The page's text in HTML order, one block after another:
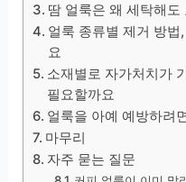
땀 얼룩은 왜 세탁해
얼룩 종류별 제거 방
요
소재별로 자가처치가
필요할까요
얼룩을 아예 예방하려
마무리
자주 묻는 질문